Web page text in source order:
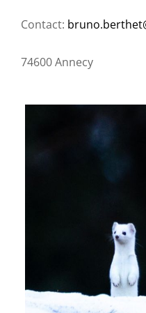
Contact:
74600 Annecy